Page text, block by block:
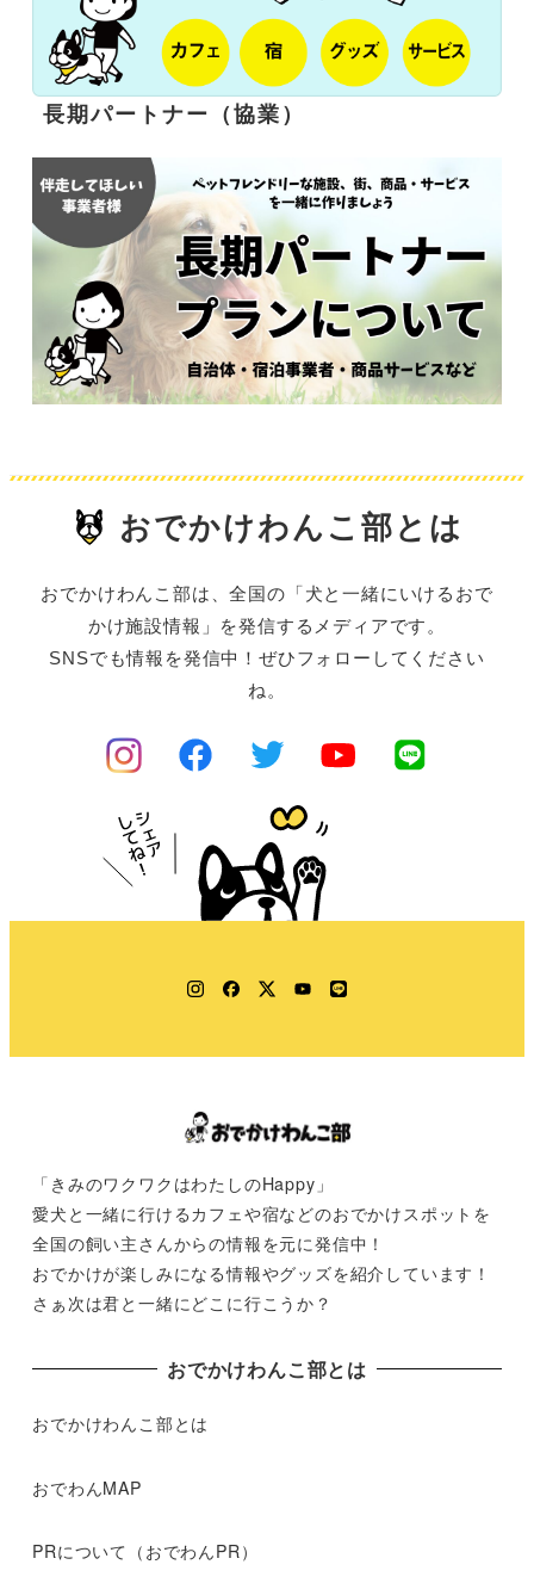
長期パートナー（協業）
おでかけわんこ部とは
おでかけわんこ部は、全国の「犬と一緒にいけるおで
かけ施設情報」を発信するメディアです。
SNSでも情報を発信中！ぜひフォローしてください
ね。
Instagram
Facebook
TwitterYouTube
LINE
「きみのワクワクはわたしのHappy」
愛犬と一緒に行けるカフェや宿などのおでかけスポットを
全国の飼い主さんからの情報を元に発信中！
おでかけが楽しみになる情報やグッズを紹介しています！
さぁ次は君と一緒にどこに行こうか？
おでかけわんこ部とは
おでかけわんこ部とは
おでわんMAP
PRについて（おでわんPR）